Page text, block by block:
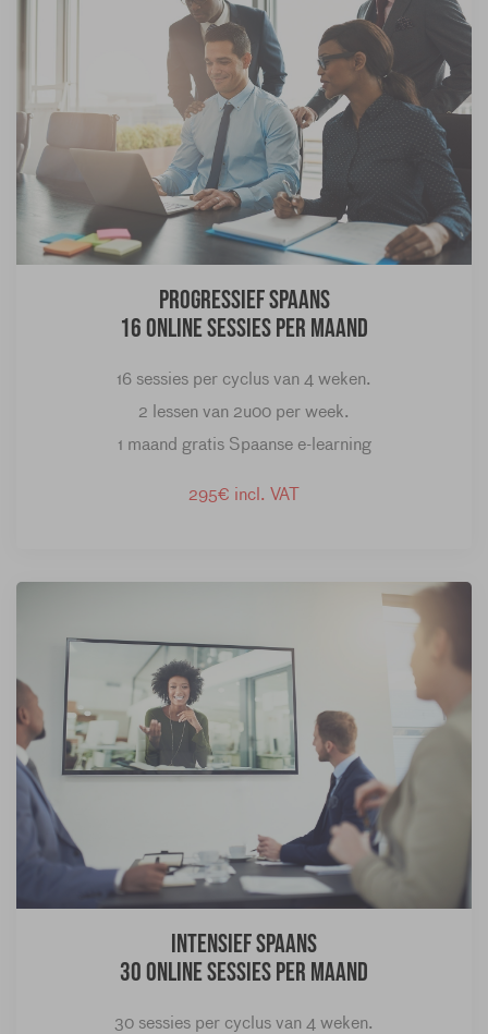
Progressief Spaans
16 online sessies per maand
16 sessies per cyclus van 4 weken.
2 lessen van 2u00 per week.
1 maand gratis Spaanse e-learning
295€ incl. VAT
Intensief Spaans
30 online sessies per maand
30 sessies per cyclus van 4 weken.